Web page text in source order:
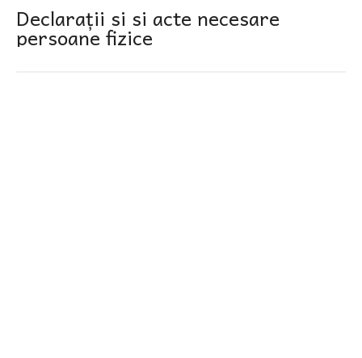
Declarații si si acte necesare
persoane fizice